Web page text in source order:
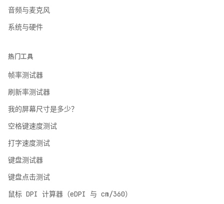
音频与麦克风
系统与硬件
热门工具
帧率测试器
刷新率测试器
我的屏幕尺寸是多少？
空格键速度测试
打字速度测试
键盘测试器
键盘点击测试
鼠标 DPI 计算器（eDPI 与 cm/360）
English
English
Deutsch
German
Español
French